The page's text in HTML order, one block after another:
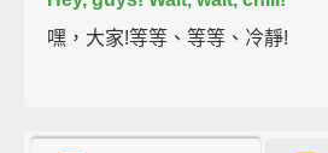
嘿，大家!等等、等等、冷靜!